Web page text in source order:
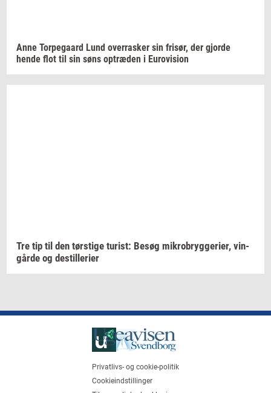
Anne Tor­pe­gaard Lund over­ra­sker sin fri­sør, der gjor­de
hende flot til sin søns op­træ­den i Eu­ro­vi­sion
Tre tip til den tørsti­ge turist: Besøg mi­kro­bryg­ge­ri­er, vin­
går­de og destil­le­ri­er
Privatlivs- og cookie-politik
Cookieindstillinger